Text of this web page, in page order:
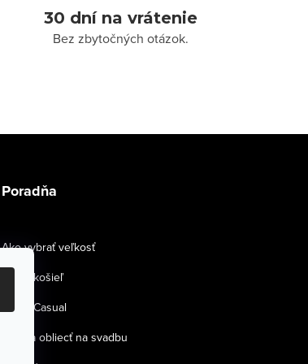
30 dní na vrátenie
Bez zbytočných otázok.
Poradňa
Ako vybrať veľkosť
Strihy košieľ
Smart Casual
Ako sa obliecť na svadbu